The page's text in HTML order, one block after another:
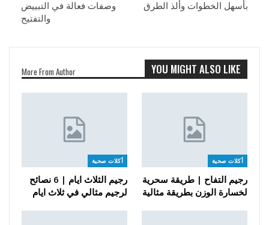
بأسهل الخطوات وألذ الطرق
وصفات فعالة في التبييض
والتفتيح
YOU MIGHT ALSO LIKE
More From Author
أكلات صحية
رجيم التفاح | طريقة سحرية
لخسارة الوزن بطريقة مثالية
أكلات صحية
رجيم الثلاث ايام | 6 نصائح
لرجيم مثالي في ثلاث ايام